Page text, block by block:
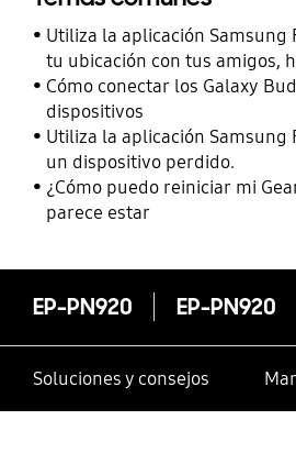
Utiliza la aplicación
tu ubicación con tus amigos,
contactos
Cómo conectar los Galaxy
dispositivos
Utiliza la aplicación Samsung
un dispositivo perdido.
¿Cómo puedo reiniciar mi
parece estar
EP-PN920 EP-PN920
Soluciones y consejos